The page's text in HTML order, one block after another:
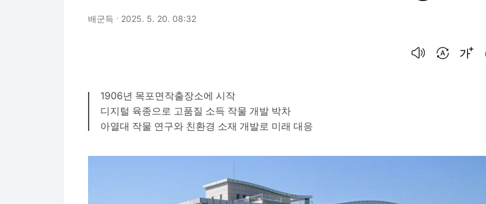
배군득 2025. 5. 20. 08:32
1906년 목포면작출장소에 시작
디지털 육종으로 고품질 소득 작물 개발 박차
아열대 작물 연구와 친환경 소재 개발로 미래 대응